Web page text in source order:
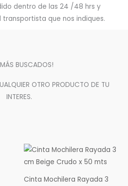
dentro de las 24 /48 hrs y
que nos indiques.
MÁS BUSCADOS!
OTRO PRODUCTO DE TU
INTERES.
Cinta Mochilera Rayada 3